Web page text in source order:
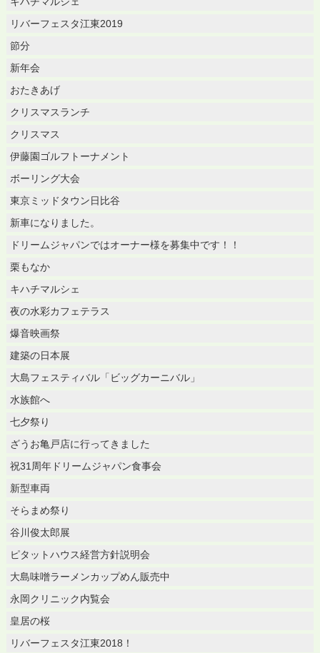
リバーフェスタ江東2019
節分
新年会
おたきあげ
クリスマスランチ
クリスマス
伊藤園ゴルフトーナメント
ボーリング大会
東京ミッドタウン日比谷
新車になりました。
ドリームジャパンではオーナー様を募集中です！！
栗もなか
キハチマルシェ
夜の水彩カフェテラス
爆音映画祭
建築の日本展
大島フェスティバル「ビッグカーニバル」
水族館へ
七夕祭り
ざうお亀戸店に行ってきました
祝31周年ドリームジャパン食事会
新型車両
そらまめ祭り
谷川俊太郎展
ピタットハウス経営方針説明会
大島味噌ラーメンカップめん販売中
永岡クリニック内覧会
皇居の桜
リバーフェスタ江東2018！